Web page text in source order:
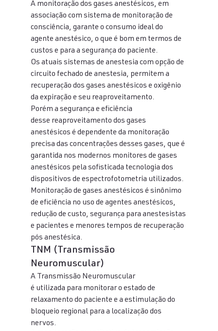
A monitoração dos gases anestésicos, em
associação com sistema de monitoração de
consciência, garante o consumo ideal do
agente anestésico, o que é bom em termos de
custos e para a segurança do paciente.
Os atuais sistemas de anestesia com opção de
circuito fechado de anestesia, permitem a
recuperação dos gases anestésicos e oxigênio
da expiração e seu reaproveitamento.
Porém a segurança e eficiência
desse reaproveitamento dos gases
anestésicos é dependente da monitoração
precisa das concentrações desses gases, que é
garantida nos modernos monitores de gases
anestésicos pela sofisticada tecnologia dos
dispositivos de espectrofotometria utilizados.
Monitoração de gases anestésicos é sinônimo
de eficiência no uso de agentes anestésicos,
redução de custo, segurança para anestesistas
e pacientes e menores tempos de recuperação
pós anestésica.
TNM (Transmissão
Neuromuscular)
A Transmissão Neuromuscular
é utilizada para monitorar o estado de
relaxamento do paciente e a estimulação do
bloqueio regional para a localização dos
nervos.